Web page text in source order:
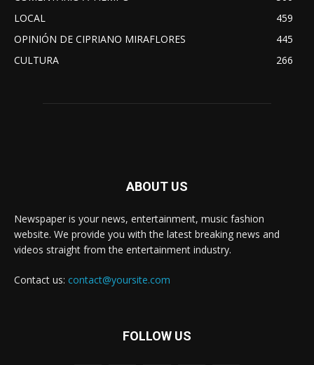
LOCAL
459
OPINIÓN DE CIPRIANO MIRAFLORES
445
CULTURA
266
ABOUT US
Newspaper is your news, entertainment, music fashion
website. We provide you with the latest breaking news and
videos straight from the entertainment industry.
Contact us: contact@yoursite.com
FOLLOW US